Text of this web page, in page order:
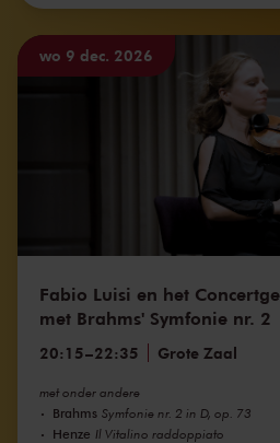
Fabio Luisi en het
met Brahms' Symfonie nr. 2
20:15–22:35 Grote Zaal
met onder andere
Brahms Symfonie nr. 2 in D, op. 73
Henze Il Vitalino raddoppiato
wo 9 dec. 2026